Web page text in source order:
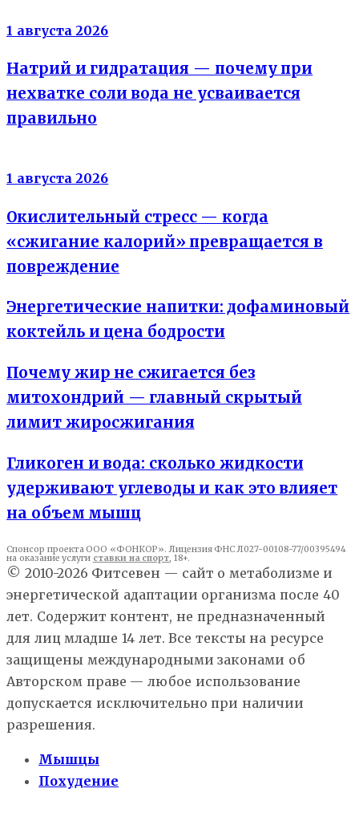
1 августа 2026
Натрий и гидратация — почему при
нехватке соли вода не усваивается
правильно
1 августа 2026
Окислительный стресс — когда
«сжигание калорий» превращается в
повреждение
Энергетические напитки: дофаминовый
коктейль и цена бодрости
Почему жир не сжигается без
митохондрий — главный скрытый
лимит жиросжигания
Гликоген и вода: сколько жидкости
удерживают углеводы и как это влияет
на объем мышц
Спонсор проекта ООО «ФОНКОР». Лицензия ФНС Л027-00108-77/00395494
на оказание услуги ставки на спорт , 18+.
© 2010-2026 Фитсевен — сайт о метаболизме и
энергетической адаптации организма после 40
лет. Содержит контент, не предназначенный
для лиц младше 14 лет. Все тексты на ресурсе
защищены международными законами об
Авторском праве — любое использование
допускается исключительно при наличии
разрешения.
Мышцы
Похудение